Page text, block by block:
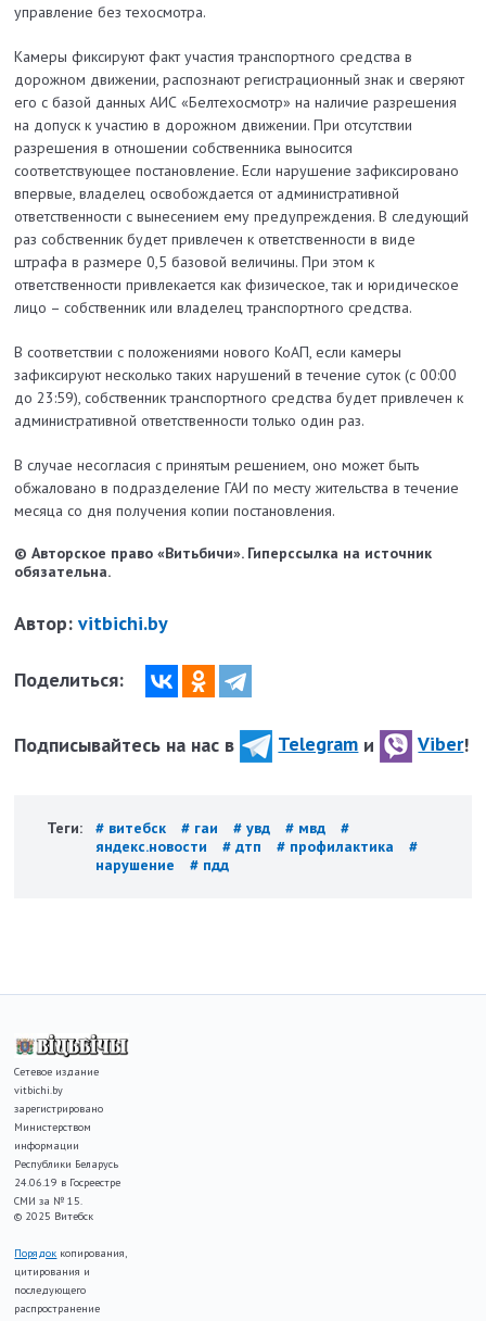
управление без техосмотра.
Камеры фиксируют факт участия транспортного средства в
дорожном движении, распознают регистрационный знак и сверяют
его с базой данных АИС «Белтехосмотр» на наличие разрешения
на допуск к участию в дорожном движении. При отсутствии
разрешения в отношении собственника выносится
соответствующее постановление. Если нарушение зафиксировано
впервые, владелец освобождается от административной
ответственности с вынесением ему предупреждения. В следующий
раз собственник будет привлечен к ответственности в виде
штрафа в размере 0,5 базовой величины. При этом к
ответственности привлекается как физическое, так и юридическое
лицо – собственник или владелец транспортного средства.
В соответствии с положениями нового КоАП, если камеры
зафиксируют несколько таких нарушений в течение суток (с 00:00
до 23:59), собственник транспортного средства будет привлечен к
административной ответственности только один раз.
В случае несогласия с принятым решением, оно может быть
обжаловано в подразделение ГАИ по месту жительства в течение
месяца со дня получения копии постановления.
© Авторское право «Витьбичи». Гиперссылка на источник
обязательна.
Автор:vitbichi.by
Поделиться:
Подписывайтесь на нас в Telegram и Viber!
Теги: # витебск # гаи # увд # мвд
#
яндекс.новости
# дтп # профилактика
#
нарушение
# пдд
Сетевое издание
vitbichi.by
зарегистрировано
Министерством
информации
Республики Беларусь
24.06.19 в Госреестре
СМИ за № 15.
© 2025 Витебск
Порядок копирования,
цитирования и
последующего
распространение